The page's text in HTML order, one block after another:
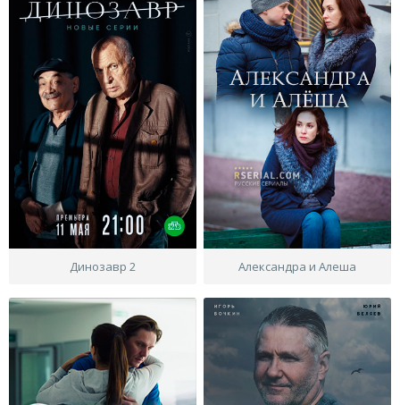
Динозавр 2 Александра и Алеша